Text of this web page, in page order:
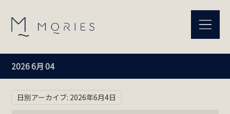
2026 6月 04
日別アーカイブ: 2026年6月4日